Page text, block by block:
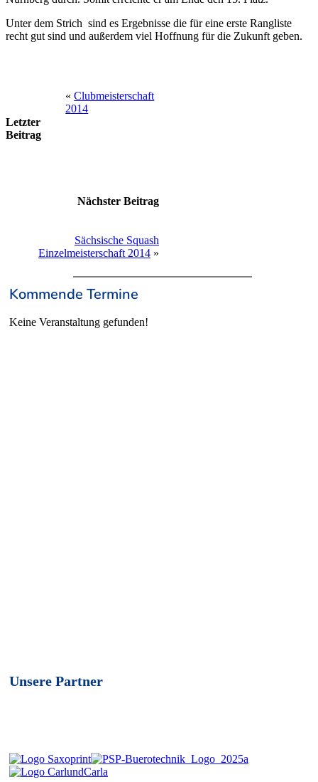
Unter dem Strich sind es Ergebnisse die für eine erste Rangliste
recht gut sind und außerdem viel Hoffnung für die Zukunft geben.
Letzter
Beitrag
«Clubmeisterschaft
2014
Nächster Beitrag
Sächsische Squash
Einzelmeisterschaft 2014 »
Kommende Termine
Keine Veranstaltung gefunden!
Unsere Partner